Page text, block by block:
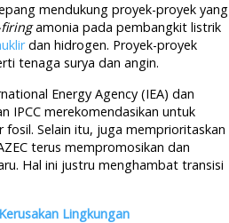
mendukung proyek-proyek yang
amonia pada pembangkit listrik
dan hidrogen. Proyek-proyek
tenaga surya dan angin.
Energy Agency (IEA) dan
IPCC merekomendasikan untuk
Selain itu, juga memprioritaskan
terus mempromosikan dan
Hal ini justru menghambat transisi
Lingkungan